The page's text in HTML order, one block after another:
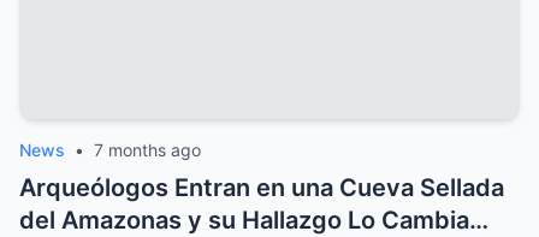
News • 7 months ago
Arqueólogos Entran en una Cueva Sellada
del Amazonas y su Hallazgo Lo Cambia